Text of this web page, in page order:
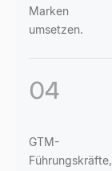
Marken
umsetzen.
04
GTM-
Führungskräfte,